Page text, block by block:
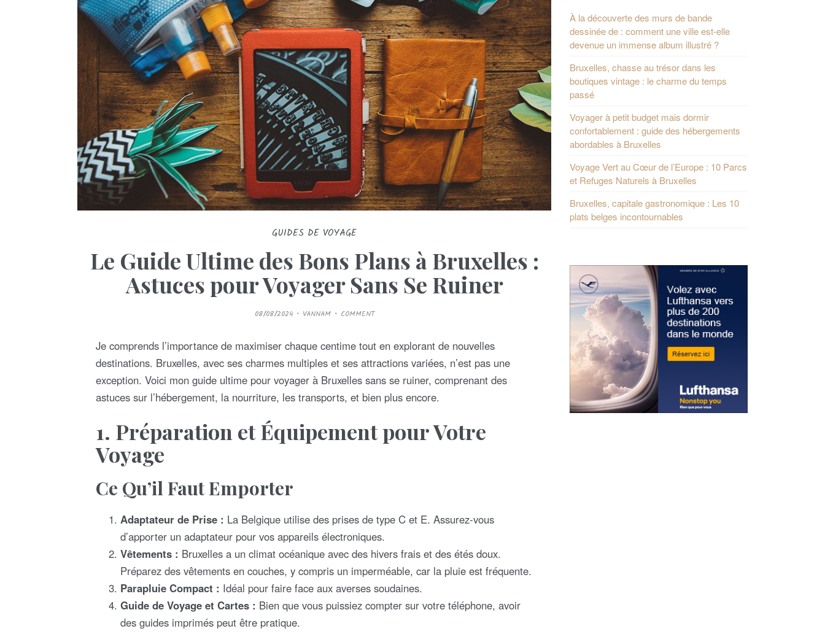
GUIDES DE VOYAGE
Le Guide Ultime des Bons Plans à Bruxelles :
Astuces pour Voyager Sans Se Ruiner
P
O
E
D
N
08/08/2024 VANNAM COMMENT
Je comprends l’importance de maximiser chaque centime tout en explorant de nouvelles
destinations. Bruxelles, avec ses charmes multiples et ses attractions variées, n’est pas une
exception. Voici mon guide ultime pour voyager à Bruxelles sans se ruiner, comprenant des
astuces sur l’hébergement, la nourriture, les transports, et bien plus encore.
1. Préparation et Équipement pour Votre
Voyage
Ce Qu’il Faut Emporter
Adaptateur de Prise : La Belgique utilise des prises de type C et E. Assurez-vous
d’apporter un adaptateur pour vos appareils électroniques.
Vêtements : Bruxelles a un climat océanique avec des hivers frais et des étés doux.
Préparez des vêtements en couches, y compris un imperméable, car la pluie est fréquente.
Parapluie Compact : Idéal pour faire face aux averses soudaines.
Guide de Voyage et Cartes : Bien que vous puissiez compter sur votre téléphone, avoir
des guides imprimés peut être pratique.
À la découverte des murs de bande
dessinée de : comment une ville est-elle
devenue un immense album illustré ?
Bruxelles, chasse au trésor dans les
boutiques vintage : le charme du temps
passé
Voyager à petit budget mais dormir
confortablement : guide des hébergements
abordables à Bruxelles
Voyage Vert au Cœur de l’Europe : 10 Parcs
et Refuges Naturels à Bruxelles
Bruxelles, capitale gastronomique : Les 10
plats belges incontournables